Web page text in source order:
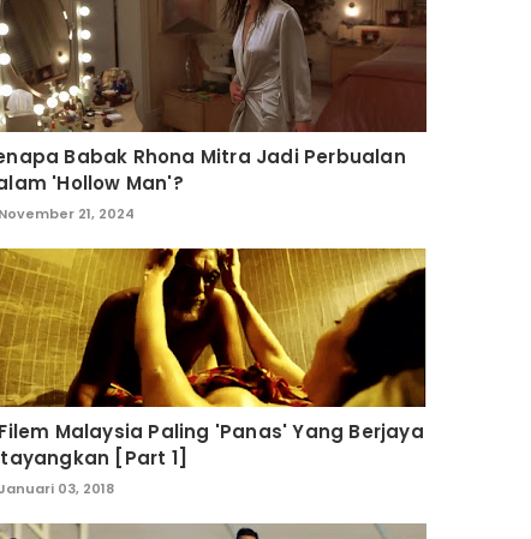
Babak Rhona Mitra Jadi Perbualan
'Hollow Man'?
November 21, 2024
Malaysia Paling 'Panas' Yang Berjaya
[Part 1]
03, 2018